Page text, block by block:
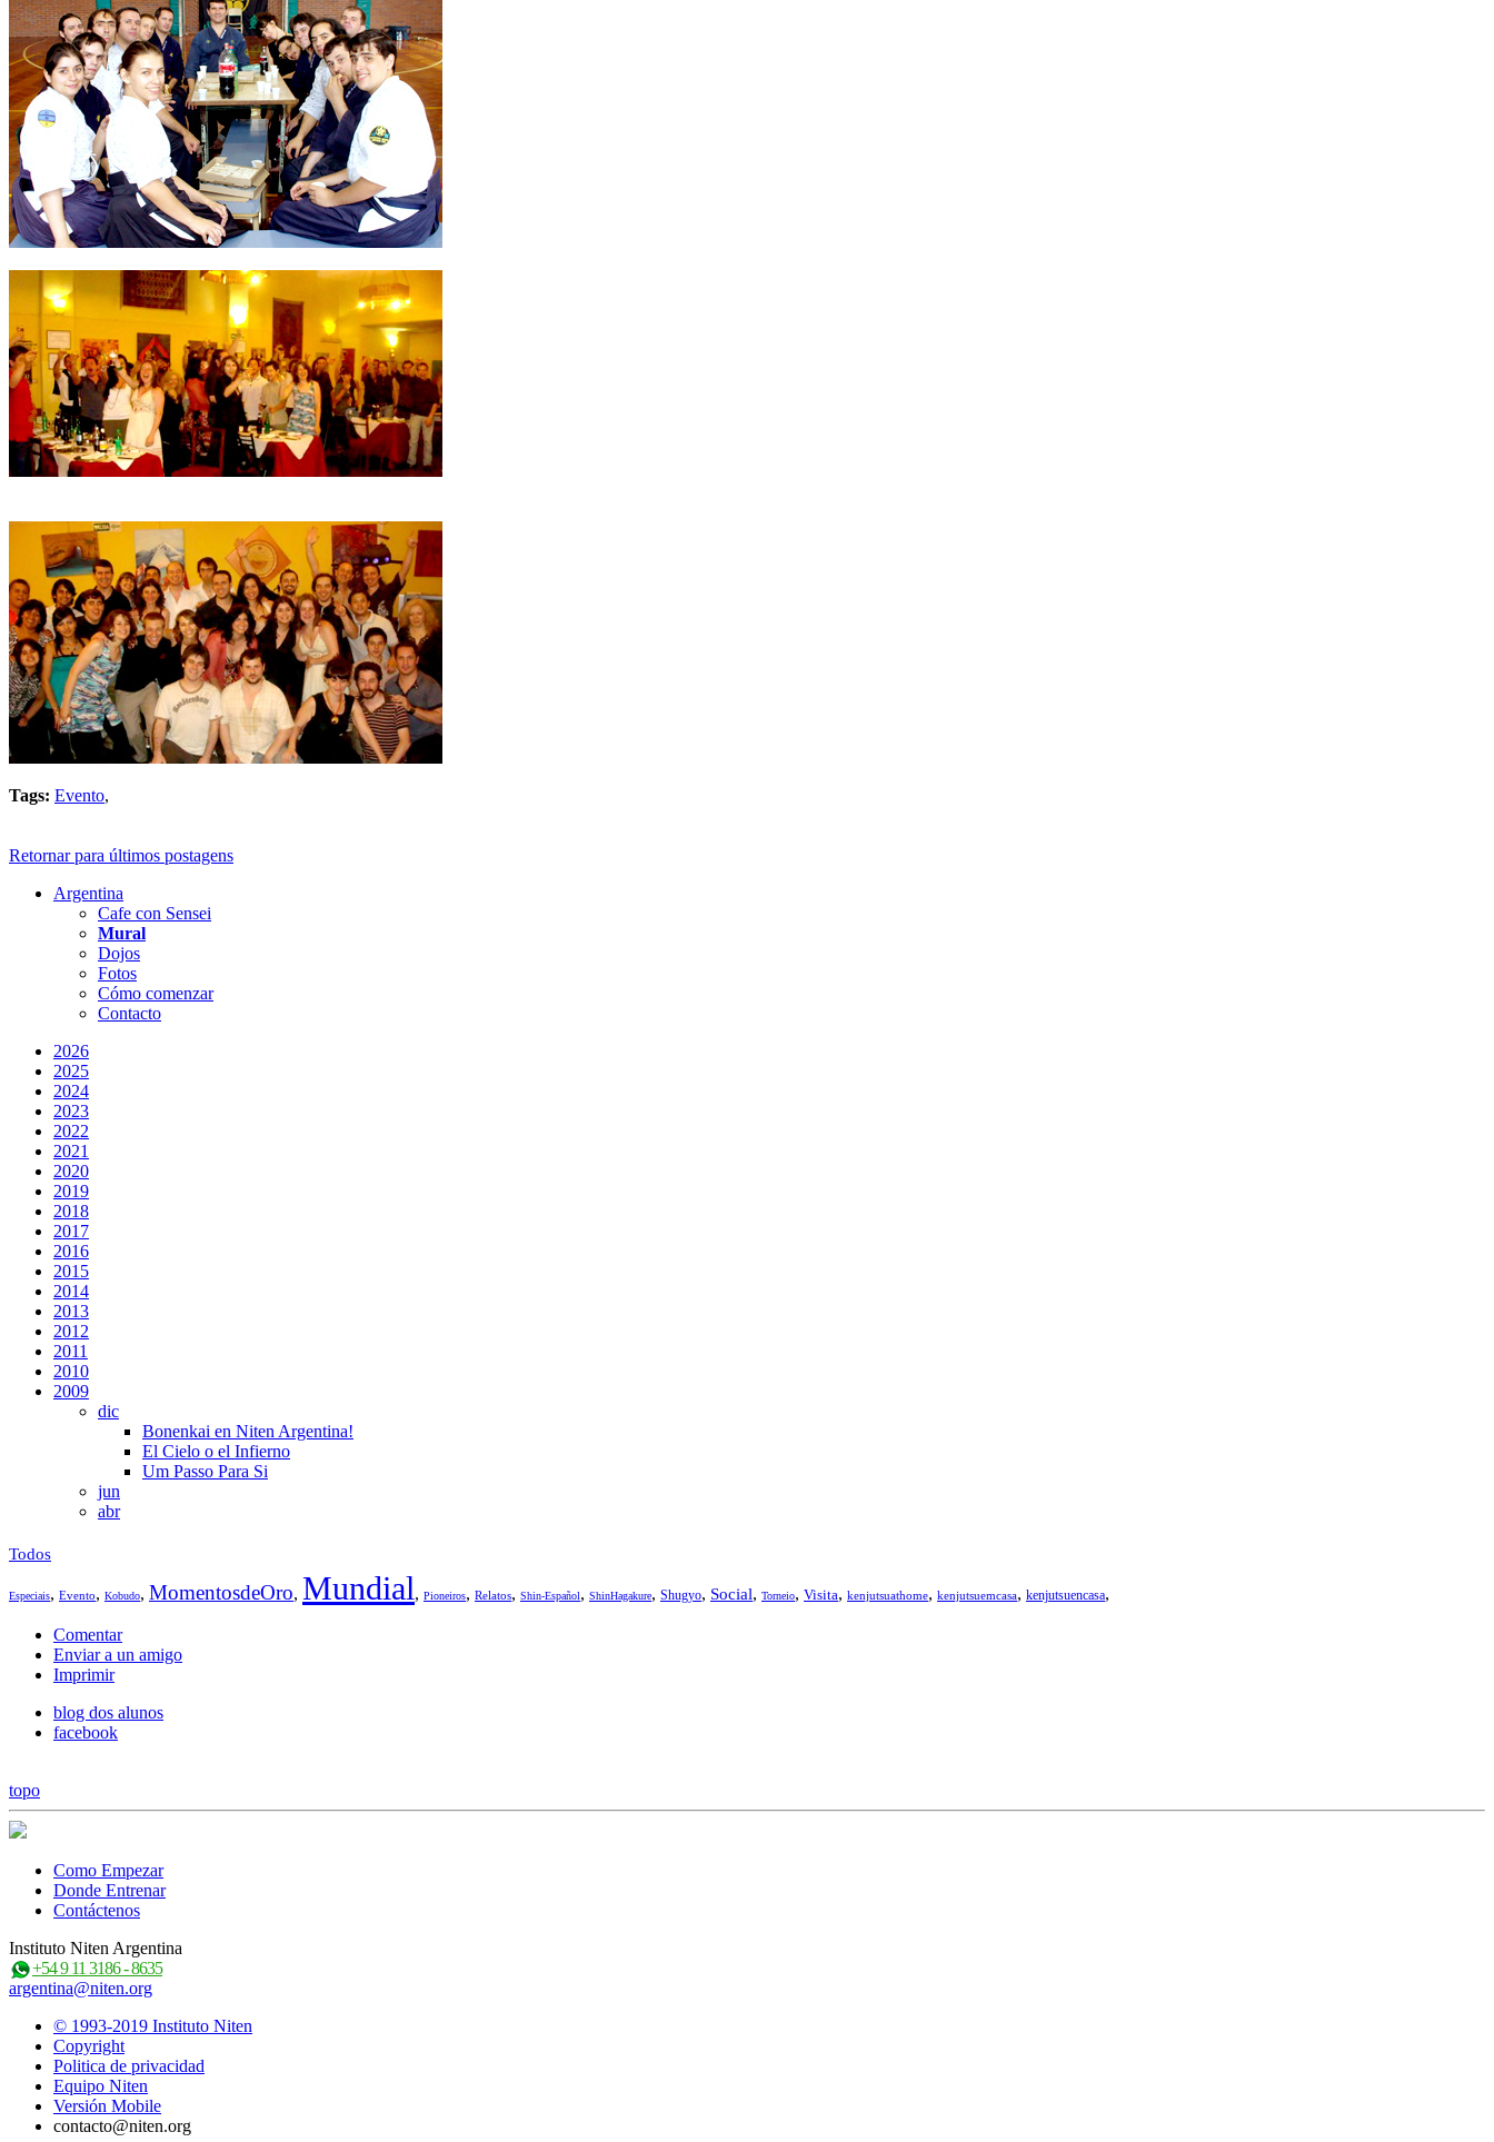
Tags: Evento,
Retornar para últimos postagens
Argentina
Cafe con Sensei
Mural
Dojos
Fotos
Cómo comenzar
Contacto
2026
2025
2024
2023
2022
2021
2020
2019
2018
2017
2016
2015
2014
2013
2012
2011
2010
2009
dic
Bonenkai en Niten Argentina!
El Cielo o el Infierno
Um Passo Para Si
jun
abr
Todos
Especiais, Evento, Kobudo, MomentosdeOro, Mundial, Pioneiros, Relatos, Shin-Español, ShinHagakure, Shugyo, Social, Torneio, Visita, kenjutsuathome, kenjutsuemcasa, kenjutsuencasa,
Comentar
Enviar a un amigo
Imprimir
blog dos alunos
facebook
topo
Como Empezar
Donde Entrenar
Contáctenos
Instituto Niten Argentina
+54 9 11 3186 - 8635
argentina@niten.org
© 1993-2019 Instituto Niten
Copyright
Politica de privacidad
Equipo Niten
Versión Mobile
contacto@niten.org